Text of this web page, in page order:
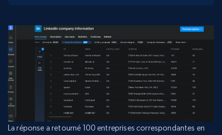
La réponse a retourné 100 entreprises correspondantes en